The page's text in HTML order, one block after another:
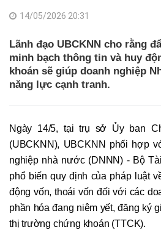
14/05/2026 20:31
Lãnh đạo UBCKNN cho rằng
minh bạch thông tin và huy
khoán sẽ giúp doanh nghiệp
năng lực cạnh tranh.
Ngày 14/5, tại trụ sở Ủy ban
(UBCKNN), UBCKNN phối hợp
nghiệp nhà nước (DNNN) - Bộ
phổ biến quy định của pháp luật
động vốn, thoái vốn đối với các
phần hóa đang niêm yết, đăng ký
thị trường chứng khoán (TTCK).